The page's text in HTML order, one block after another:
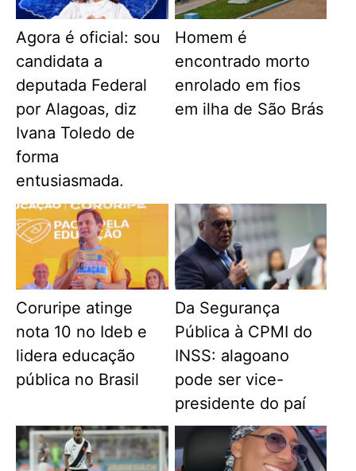
Agora é oficial: sou
candidata a
deputada Federal
por Alagoas, diz
Ivana Toledo de
forma
entusiasmada.
Homem é
encontrado morto
enrolado em fios
em ilha de São Brás
Coruripe atinge
nota 10 no Ideb e
lidera educação
pública no Brasil
Da Segurança
Pública à CPMI do
INSS: alagoano
pode ser vice-
presidente do paí